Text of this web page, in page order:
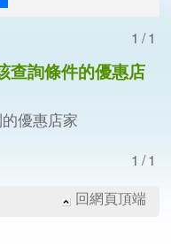
1/1
查詢條件的優惠店
優惠店家
1/1
回網頁頂端